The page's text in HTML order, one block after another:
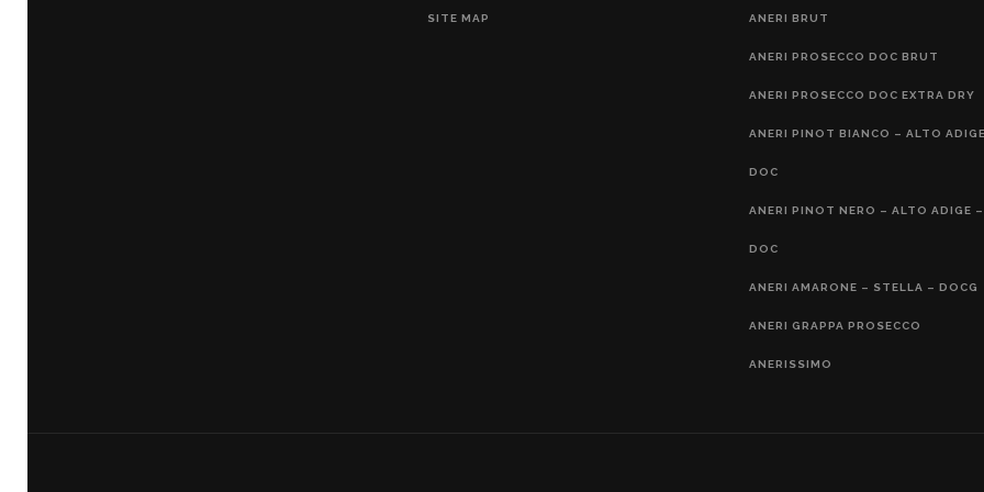
SITE MAP ANERI BRUT
ANERI PROSECCO DOC BRUT
ANERI PROSECCO DOC EXTRA DRY
ANERI PINOT BIANCO – ALTO
DOC
ANERI PINOT NERO – ALTO ADIGE –
DOC
ANERI AMARONE – STELLA – DOCG
ANERI GRAPPA PROSECCO
ANERISSIMO